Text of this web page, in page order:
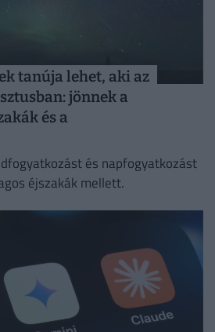
tanúja lehet, aki az
jönnek a
és a
és napfogyatkozást
éjszakák mellett.